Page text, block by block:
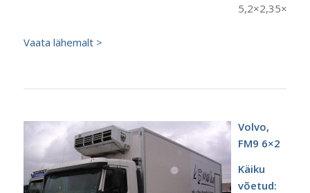
5,2×2,35×1,5
Vaata lähemalt >
Volvo,
FM9 6×2
Käiku
võetud: